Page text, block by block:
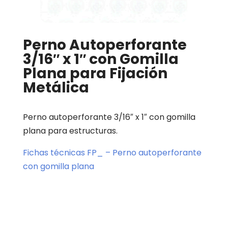
Perno Autoperforante
3/16″ x 1″ con Gomilla
Plana para Fijación
Metálica
Perno autoperforante 3/16″ x 1″ con gomilla
plana para estructuras.
Fichas técnicas FP_ – Perno autoperforante
con gomilla plana